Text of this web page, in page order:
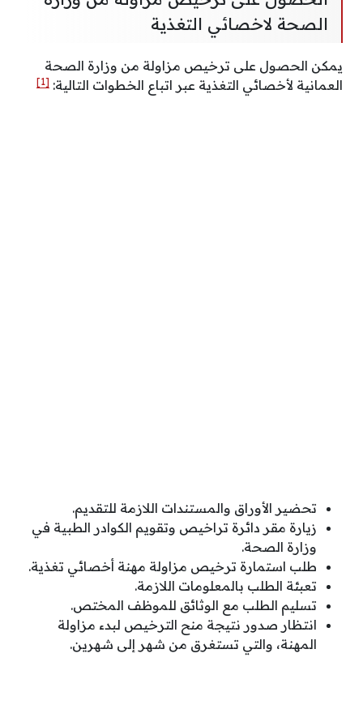
الصحة لاخصائي التغذية
يمكن الحصول على ترخيص مزاولة من وزارة الصحة
العمانية لأخصائي التغذية عبر اتباع الخطوات التالية: [1]
تحضير الأوراق والمستندات اللازمة للتقديم.
زيارة مقر دائرة تراخيص وتقويم الكوادر الطبية في
وزارة الصحة.
طلب استمارة ترخيص مزاولة مهنة أخصائي تغذية.
تعبئة الطلب بالمعلومات اللازمة.
تسليم الطلب مع الوثائق للموظف المختص.
انتظار صدور نتيجة منح الترخيص لبدء مزاولة
المهنة، والتي تستغرق من شهر إلى شهرين.